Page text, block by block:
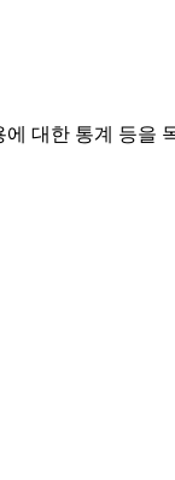
대한 통계 등을